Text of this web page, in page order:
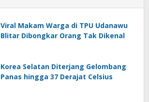
Viral Makam Warga di TPU Udanawu
Blitar Dibongkar Orang Tak Dikenal
Korea Selatan Diterjang Gelombang
Panas hingga 37 Derajat Celsius